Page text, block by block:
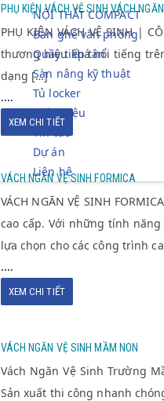
NỘI THẤT COMPACT
Bàn ghế văn phòng
Quầy tiếp tân
Sàn nâng kỹ thuật
Tủ locker
Giới thiệu
Tin tức
Dự án
Liên hệ
PHỤ KIỆN VÁCH VỆ SINH VÁCH
PHỤ KIỆN VÁCH VỆ SINH |
thương hiệu khá nổi tiếng
dạng […]
....
XEM CHI TIẾT
VÁCH NGĂN VỆ SINH FORMICA
VÁCH NGĂN VỆ SINH
cao cấp. Với những tính
lựa chọn cho các công trình
....
XEM CHI TIẾT
VÁCH NGĂN VỆ SINH MẦM NON
Vách Ngăn Vệ Sinh Trường
Sản xuất thi công nhanh